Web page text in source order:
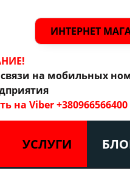
ИНТЕРНЕТ
на мобильных
на Viber +380966566400
УСЛУГИ